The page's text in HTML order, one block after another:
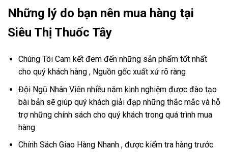
Những lý do bạn nên mua hàng tại
Siêu Thị Thuốc Tây
Chúng Tôi Cam kết đem đến những sản phẩm tốt nhất
cho quý khách hàng , Nguồn gốc xuất xứ rõ ràng
Đội Ngũ Nhân Viên nhiều năm kinh nghiệm được đào tạo
bài bản sẽ giúp quý khách giải đạp những thắc mắc và hỗ
trợ những chính sách cho quý khách trong quá trình mua
hàng
Chính Sách Giao Hàng Nhanh , được kiểm tra hàng trước